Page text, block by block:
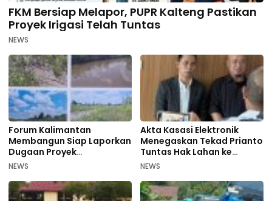
FKM Bersiap Melapor, PUPR Kalteng Pastikan
Proyek Irigasi Telah Tuntas
NEWS
Forum Kalimantan
Membangun Siap Laporkan
Dugaan Proyek
Bermasalah PUPR Kalteng
NEWS
Akta Kasasi Elektronik
Menegaskan Tekad Prianto
Tuntas Hak Lahan ke
Mahkamah Agung
NEWS